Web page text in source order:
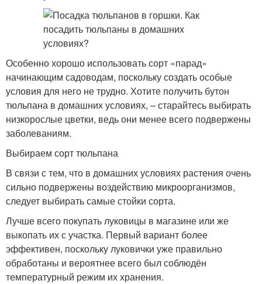
Особенно хорошо использовать сорт «парад»
начинающим садоводам, поскольку создать особые
условия для него не трудно. Хотите получить бутон
тюльпана в домашних условиях, – старайтесь выбирать
низкорослые цветки, ведь они менее всего подвержены
заболеваниям.
Выбираем сорт тюльпана
В связи с тем, что в домашних условиях растения очень
сильно подвержены воздействию микроорганизмов,
следует выбирать самые стойки сорта.
Лучше всего покупать луковицы в магазине или же
выкопать их с участка. Первый вариант более
эффективен, поскольку луковички уже правильно
обработаны и вероятнее всего был соблюдён
температурный режим их хранения.